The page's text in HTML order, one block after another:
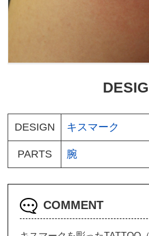
DESIGN キスマーク
PARTS 腕
COMMENT